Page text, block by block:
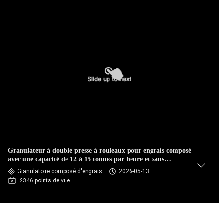
Granulateur à double presse à rouleaux pour engrais composé
avec une capacité de 12 à 15 tonnes par heure et sans
processus de séchage
Granulatoire composé d'engrais
2026-05-13
2346 points de vue